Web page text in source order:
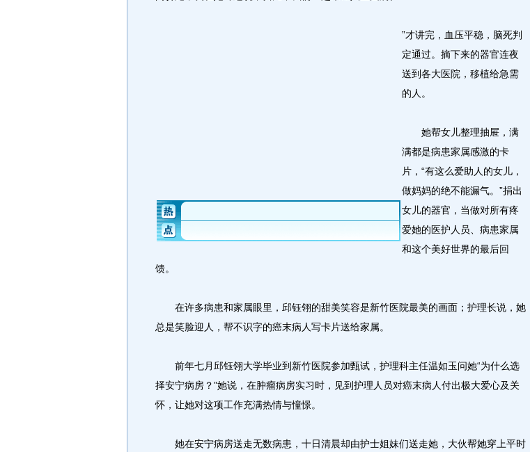
”才讲完，血压平稳，脑死判
定通过。摘下来的器官连夜
送到各大医院，移植给急需
的人。
她帮女儿整理抽屉，满
满都是病患家属感激的卡
片，“有这么爱助人的女儿，
做妈妈的绝不能漏气。”捐出
女儿的器官，当做对所有疼
爱她的医护人员、病患家属
和这个美好世界的最后回
馈。
在许多病患和家属眼里，邱钰翎的甜美笑容是新竹医院最美的画面；护理长说，她
总是笑脸迎人，帮不识字的癌末病人写卡片送给家属。
前年七月邱钰翎大学毕业到新竹医院参加甄试，护理科主任温如玉问她“为什么选
择安宁病房？”她说，在肿瘤病房实习时，见到护理人员对癌末病人付出极大爱心及关
怀，让她对这项工作充满热情与憧憬。
她在安宁病房送走无数病患，十日清晨却由护士姐妹们送走她，大伙帮她穿上平时